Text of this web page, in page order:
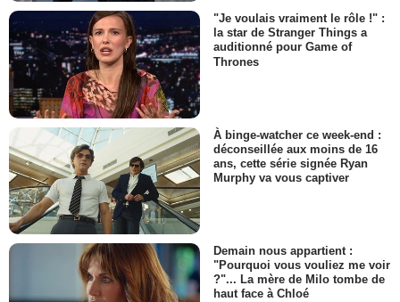
"Je voulais vraiment le rôle !" :
la star de Stranger Things a
auditionné pour Game of
Thrones
À binge-watcher ce week-end :
déconseillée aux moins de 16
ans, cette série signée Ryan
Murphy va vous captiver
Demain nous appartient :
"Pourquoi vous vouliez me voir
?"... La mère de Milo tombe de
haut face à Chloé